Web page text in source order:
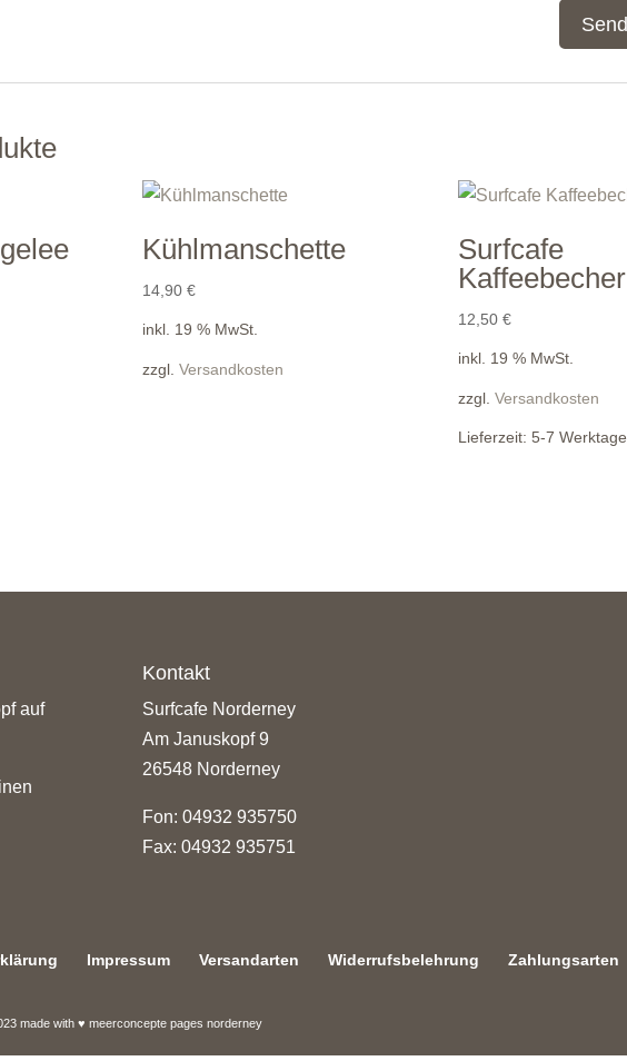
Kühlmanschette
14,90 €
inkl. 19 % MwSt.
zzgl. Versandkosten
Surfcafe
Kaffeebecher
12,50 €
inkl. 19 % MwSt.
zzgl. Versandkosten
Lieferzeit: 5-7 Werktage
auf
Kontakt
Surfcafe Norderney
Am Januskopf 9
26548 Norderney
Fon: 04932 935750
Fax: 04932 935751
Impressum Versandarten Widerrufsbelehrung Zahlungsarten
made with ♥ meerconcepte pages norderney